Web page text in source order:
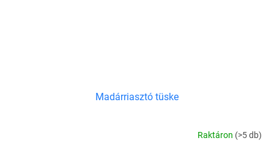
Madárriasztó tüske
Raktáron (>5 db)